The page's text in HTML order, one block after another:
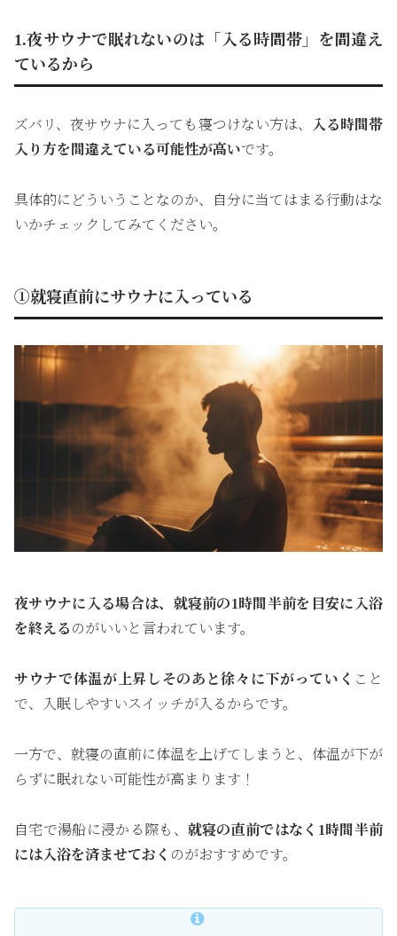
1.夜サウナで眠れないのは「入る時間帯」を間違え
ているから
ズバリ、夜サウナに入っても寝つけない方は、
入る時間帯
入り方を間違えている可能性が高いです。
具体的にどういうことなのか、自分に当てはまる行動はな
いかチェックしてみてください。
①就寝直前にサウナに入っている
夜サウナに入る場合は、就寝前の1時間半前を目安に入浴
を終える のがいいと言われています。
サウナで体温が上昇しそのあと徐々に下がっていく こと
で、入眠しやすいスイッチが入るからです。
一方で、就寝の直前に体温を上げてしまうと、体温が下が
らずに眠れない可能性が高まります！
自宅で湯船に浸かる際も、 就寝の直前ではなく1時間半前
には入浴を済ませておく のがおすすめです。